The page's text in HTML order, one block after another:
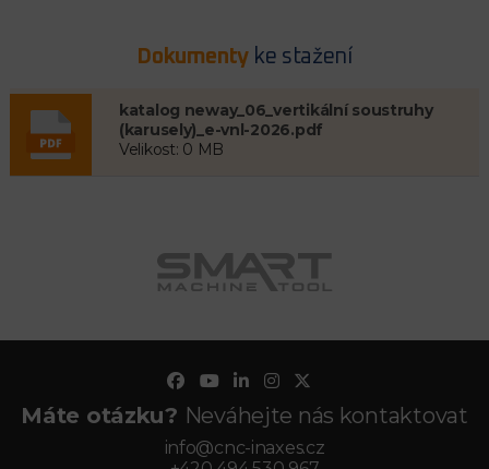
Dokumenty ke stažení
katalog neway_06_vertikální soustruhy
(karusely)_e-vnl-2026.pdf
Velikost: 0 MB
Máte otázku? Neváhejte nás kontaktovat
info@cnc-inaxes.cz